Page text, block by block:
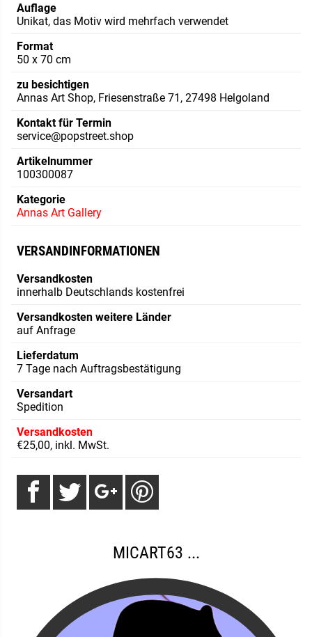
Auflage
Unikat, das Motiv wird mehrfach verwendet
Format
50 x 70 cm
zu besichtigen
Annas Art Shop, Friesenstraße 71, 27498 Helgoland
Kontakt für Termin
service@popstreet.shop
Artikelnummer
100300087
Kategorie
Annas Art Gallery
VERSANDINFORMATIONEN
Versandkosten
innerhalb Deutschlands kostenfrei
Versandkosten weitere Länder
auf Anfrage
Lieferdatum
7 Tage nach Auftragsbestätigung
Versandart
Spedition
Versandkosten
€25,00, inkl. MwSt.
MICART63 ...